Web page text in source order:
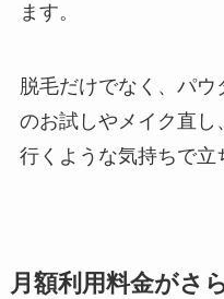
ます。
脱毛だけでなく、パ
のお試しやメイク直
行くような気持ちで立
月額利用料金がさ